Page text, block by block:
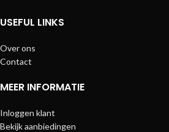
USEFUL LINKS
Over ons
Contact
MEER INFORMATIE
Inloggen klant
Bekijk aanbiedingen